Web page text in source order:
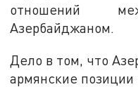
отношений
Азербайджаном.
Дело в том, что
армянские позиции